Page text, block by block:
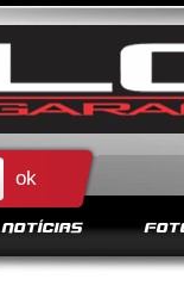
NOTÍCIAS